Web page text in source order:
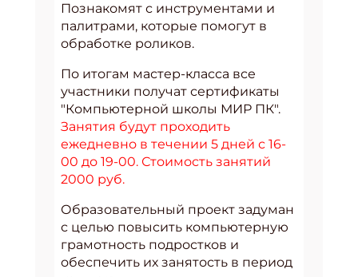
Познакомят с инструментами и
палитрами, которые помогут в
обработке роликов.
По итогам мастер-класса все
участники получат сертификаты
"Компьютерной школы МИР ПК".
Занятия будут проходить
ежедневно в течении 5 дней с 16-
00 до 19-00. Стоимость занятий
2000 руб.
Образовательный проект задуман
с целью повысить компьютерную
грамотность подростков и
обеспечить их занятость в период